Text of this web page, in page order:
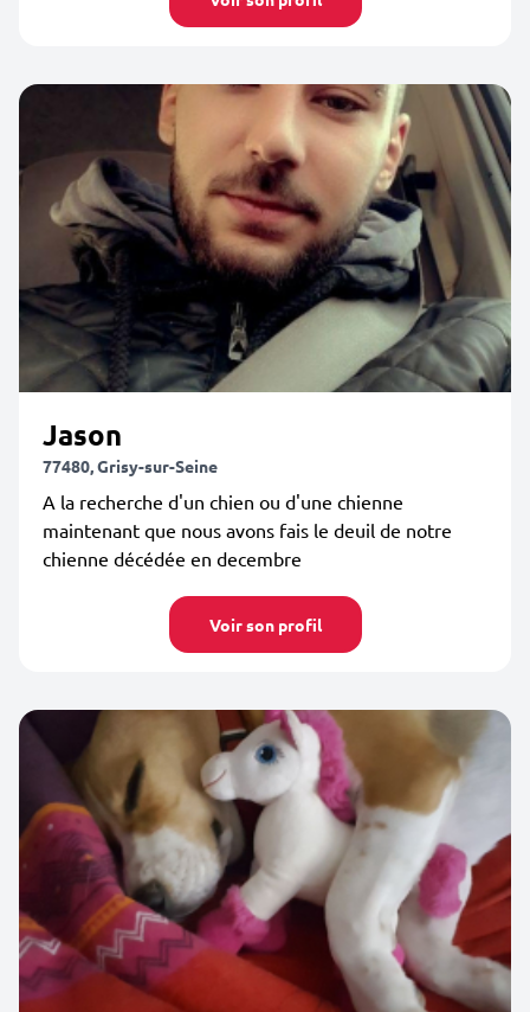
Jason
77480, Grisy-sur-Seine
A la recherche d'un chien ou d'une chienne
maintenant que nous avons fais le deuil de notre
chienne décédée en decembre
Voir son profil